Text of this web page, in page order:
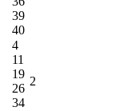
39
40
4
11
19
26
34
2